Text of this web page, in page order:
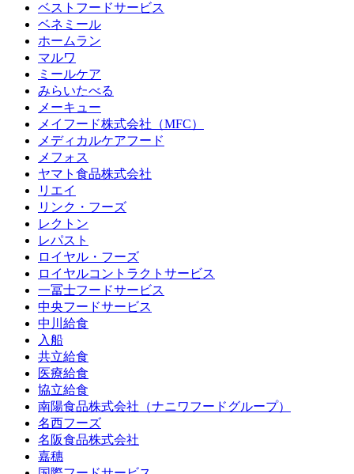
ベストフードサービス
ベネミール
ホームラン
マルワ
ミールケア
みらいたべる
メーキュー
メイフード株式会社（MFC）
メディカルケアフード
メフォス
ヤマト食品株式会社
リエイ
リンク・フーズ
レクトン
レパスト
ロイヤル・フーズ
ロイヤルコントラクトサービス
一冨士フードサービス
中央フードサービス
中川給食
入船
共立給食
医療給食
協立給食
南陽食品株式会社（ナニワフードグループ）
名西フーズ
名阪食品株式会社
嘉穗